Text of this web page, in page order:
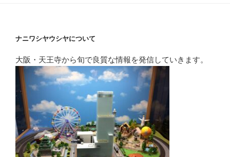
ナニワシヤウシヤについて
大阪・天王寺から旬で良質な情報を発信していきます。